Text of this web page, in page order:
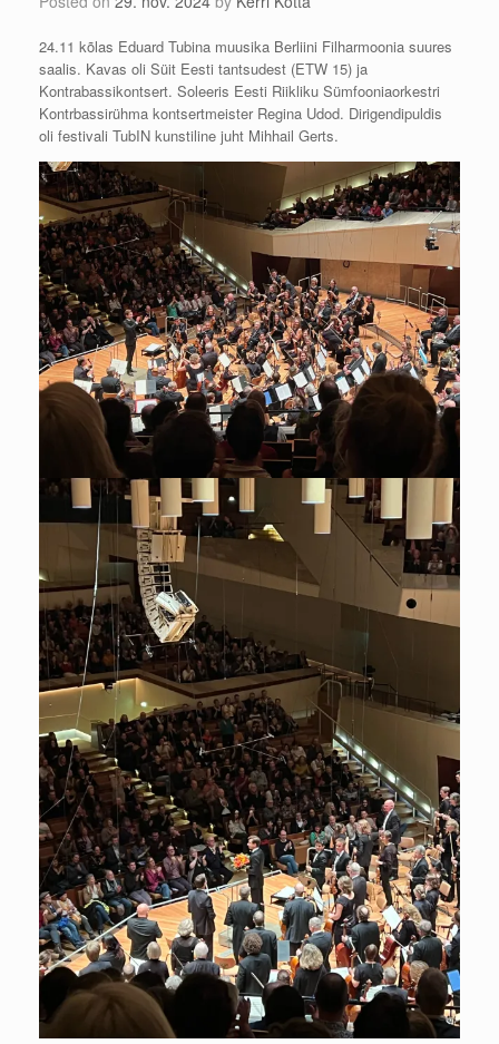
24.11 kõlas Eduard Tubina muusika Berliini Filharmoonia suures
saalis. Kavas oli Süit Eesti tantsudest (ETW 15) ja
Kontrabassikontsert. Soleeris Eesti Riikliku Sümfooniaorkestri
Kontrbassirühma kontsertmeister Regina Udod. Dirigendipuldis
oli festivali TubIN kunstiline juht Mihhail Gerts.